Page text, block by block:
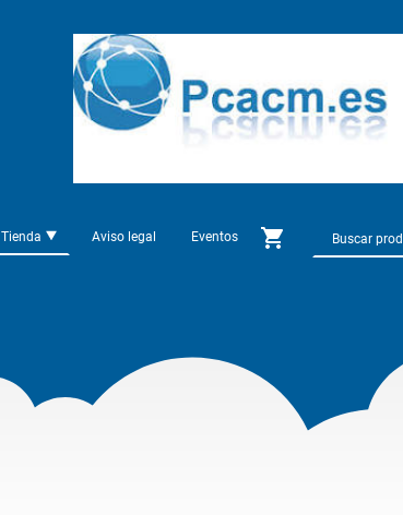
Tienda Aviso legal Eventos